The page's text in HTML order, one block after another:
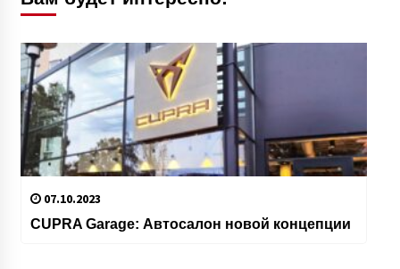
07.10.2023
CUPRA Garage: Автосалон новой концепции